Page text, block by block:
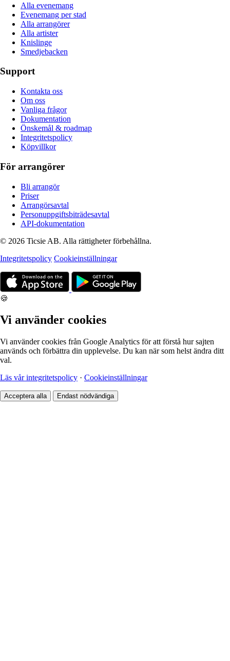
Alla evenemang
Evenemang per stad
Alla arrangörer
Alla artister
Knislinge
Smedjebacken
Support
Kontakta oss
Om oss
Vanliga frågor
Dokumentation
Önskemål & roadmap
Integritetspolicy
Köpvillkor
För arrangörer
Bli arrangör
Priser
Arrangörsavtal
Personuppgiftsbiträdesavtal
API-dokumentation
© 2026 Ticsie AB. Alla rättigheter förbehållna.
Integritetspolicy Cookieinställningar
🍪
Vi använder cookies
Vi använder cookies från Google Analytics för att förstå hur sajten
används och förbättra din upplevelse. Du kan när som helst ändra ditt
val.
Läs vår integritetspolicy · Cookieinställningar
Acceptera alla Endast nödvändiga